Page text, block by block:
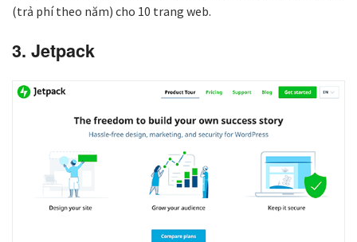
(trả phí theo năm) cho 10 trang web.
3. Jetpack